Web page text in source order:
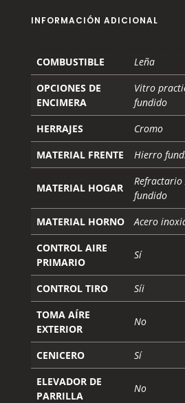
INFORMACIÓN ADICIONAL
COMBUSTIBLE
Leña
OPCIONES DE
ENCIMERA
Vitro
fundido
HERRAJES
Cromo
MATERIAL FRENTE
Hierro
MATERIAL HOGAR
fundido
MATERIAL HORNO
Acero
CONTROL AIRE
PRIMARIO
Sí
CONTROL TIRO
Síi
TOMA AÍRE
EXTERIOR
No
CENICERO
Sí
ELEVADOR DE
PARRILLA
No